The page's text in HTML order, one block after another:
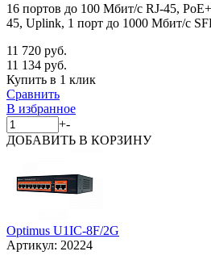
16 портов до 100 Мбит/с RJ-45,
45, Uplink, 1 порт до 1000 Мбит/с
11 720 руб.
11 134 руб.
Купить в 1 клик
Сравнить
В избранное
+-
ДОБАВИТЬ В КОРЗИНУ
Optimus U1IC-8F/2G
Артикул: 20224